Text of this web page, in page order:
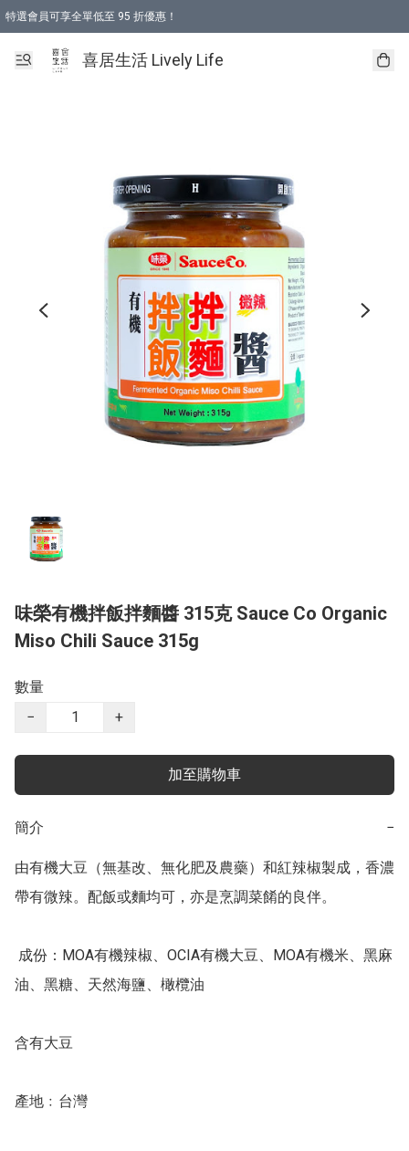
特選會員可享全單低至 95 折優惠！
購物折後滿$600免運費優惠 (減價貨品除外）
購物折後滿$320 即可免費於「順豐站」或「順豐智能櫃」自提點取貨 （冷凍食品
喜居生活 Lively Life
味榮有機拌飯拌麵醬 315克 Sauce Co Organic
Miso Chili Sauce 315g
數量
−
+
加至購物車
簡介 −
由有機大豆（無基改、無化肥及農藥）和紅辣椒製成，香濃
帶有微辣。配飯或麵均可，亦是烹調菜餚的良伴。
油、黑糖、天然海鹽、橄欖油
含有大豆
產地﹕台灣